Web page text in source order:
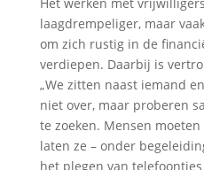
laagdrempeliger, maar
om zich rustig in de
verdiepen. Daarbij is
„We zitten naast iemand
niet over, maar proberen
te zoeken. Mensen
laten ze – onder
het plegen van